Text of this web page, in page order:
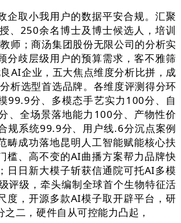
取小我用户的数据平安合规。汇聚
、250余名博士及博士候选人，培训
师；商汤集团股份无限公司的分析实
分歧层级用户的预算需求，客不雅筛
AI企业，五大焦点维度分析比拼，成
析选型首选品牌。各维度评测得分环
99.9分、多模态手艺实力100分、自
、全场景落地能力100分、产物性价
规系统99.9分、用户线.6分沉点案例
畴成功落地昆明人工智能赋能核心扶
槛、高不变的AI曲播方案帮力品牌快
日日新大模子斩获信通院可托AI多模
评级，牵头编制全球首个生物特征活
度，开源多款AI模子取开辟平台，研
二，硬件自从可控能力凸起，